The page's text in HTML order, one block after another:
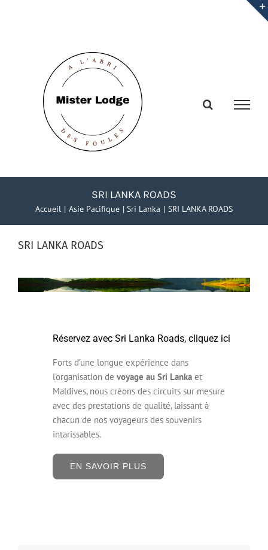
SRI LANKA ROADS
Accueil Asie Pacifique Sri Lanka SRI LANKA ROADS
SRI LANKA ROADS
Réservez avec Sri Lanka Roads, cliquez ici
Forts d’une longue expérience dans
l’organisation devoyage au Sri Lanka et
Maldives, nous créons des circuits sur mesure
avec des prestations de qualité, laissant à
chacun de nos voyageurs des souvenirs
intarissables.
EN SAVOIR PLUS